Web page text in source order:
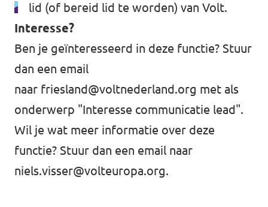
lid (of bereid lid te worden) van Volt.
Interesse?
Ben je geïnteresseerd in deze functie? Stuur
dan een email
naar friesland@voltnederland.org met als
onderwerp "Interesse communicatie lead".
Wil je wat meer informatie over deze
functie? Stuur dan een email naar
niels.visser@volteuropa.org.